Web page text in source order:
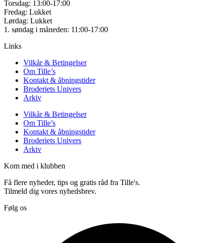
Torsdag: 13:00-17:00
Fredag: Lukket
Lørdag: Lukket
1. søndag i måneden: 11:00-17:00
Links
Vilkår & Betingelser
Om Tille’s
Kontakt & åbningstider
Broderiets Univers
Arkiv
Vilkår & Betingelser
Om Tille’s
Kontakt & åbningstider
Broderiets Univers
Arkiv
Kom med i klubben
Få flere nyheder, tips og gratis råd fra Tille's.
Tilmeld dig vores nyhedsbrev.
Følg os